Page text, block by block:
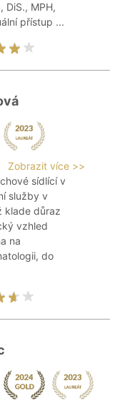
DiS., MPH,
přístup ...
Zobrazit více >>
sídlící v
služby v
klade důraz
vzhled
na
do